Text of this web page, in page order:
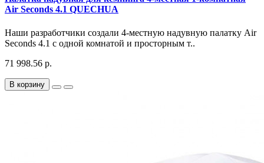
Air Seconds 4.1 QUECHUA
Наши разработчики создали 4-местную надувную палатку Air
Seconds 4.1 с одной комнатой и просторным т..
71 998.56 р.
В корзину